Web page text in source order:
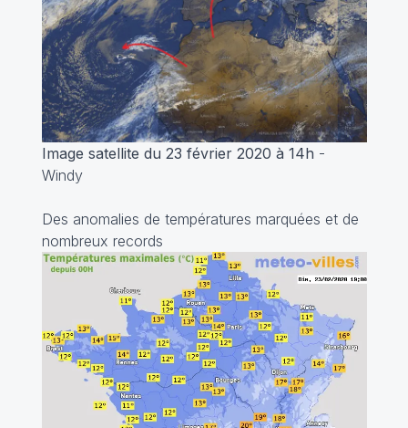
Image satellite du 23 février 2020 à 14h -
Windy
Des anomalies de températures marquées et de
nombreux records